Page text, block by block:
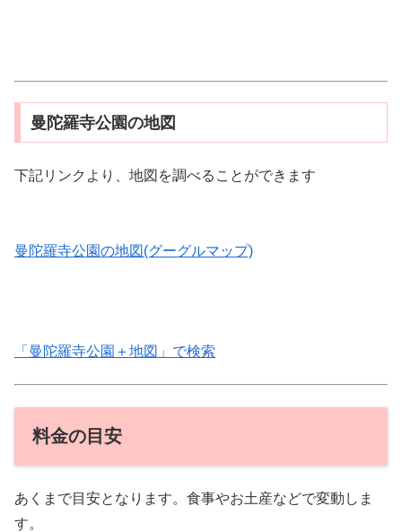
曼陀羅寺公園の地図
下記リンクより、地図を調べることができます
曼陀羅寺公園の地図(グーグルマップ)
「曼陀羅寺公園＋地図」で検索
料金の目安
あくまで目安となります。食事やお土産などで変動しま
す。